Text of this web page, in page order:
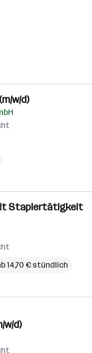
w/d)
Staplertätigkeit
14,70 € stündlich
w/d)